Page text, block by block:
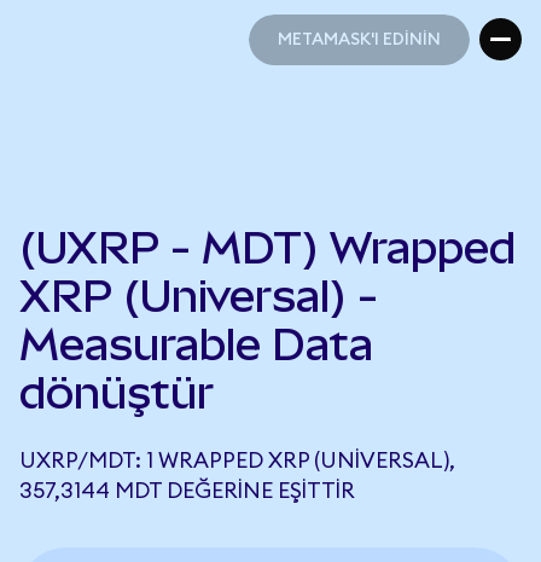
METAMASK'I EDİNİN
(UXRP - MDT) Wrapped
XRP (Universal) -
Measurable Data
dönüştür
UXRP/MDT: 1 WRAPPED XRP (UNIVERSAL),
357,3144 MDT DEĞERINE EŞITTIR